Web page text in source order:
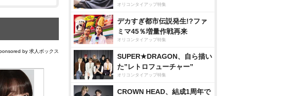
by 求人ボックス
オリコンタイアップ特集
デカすぎ都市伝説発生!?ファ
ミマ45％増量作戦再来
オリコンタイアップ特集
SUPER★DRAGON、自ら描い
た”レトロフューチャー”
オリコンタイアップ特集
CROWN HEAD、結成1周年で